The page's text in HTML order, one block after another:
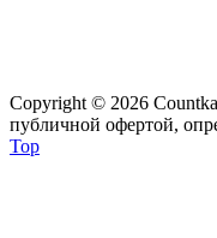
Copyright © 2026
публичной офертой,
Top